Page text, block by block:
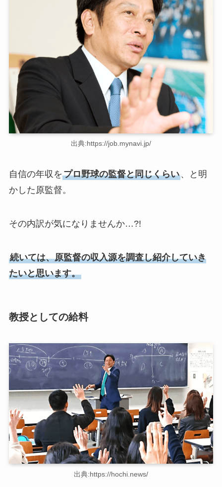
出典:https://job.mynavi.jp/
自信の年収をプロ野球の監督と同じくらい、と明
かした原監督。
その内訳が気になりませんか…?!
続いては、原監督の収入源を調査し紹介していき
たいと思います。
教授としての給料
出典:https://hochi.news/